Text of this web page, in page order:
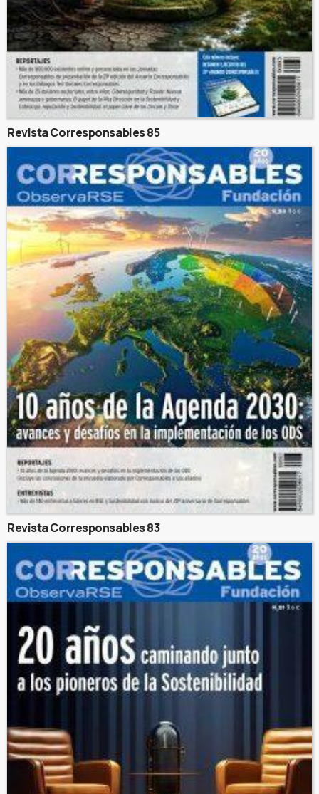
Revista Corresponsables 85
Revista Corresponsables 83